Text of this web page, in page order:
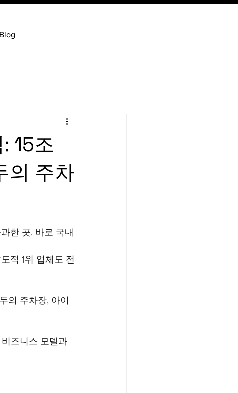
Blog
15조
의 주차
한 곳. 바로 국내
적 1위 업체도 전
의 주차장, 아이
즈니스 모델과